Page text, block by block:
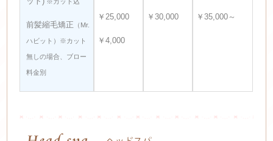
前髪縮毛矯正 （Mr.
ハビット）※カット
無しの場合、ブロー
料金別
￥25,000
￥4,000
￥30,000 ￥35,000～